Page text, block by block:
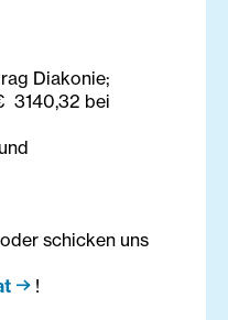
Diakonie;
3140,32 bei
schicken uns
!